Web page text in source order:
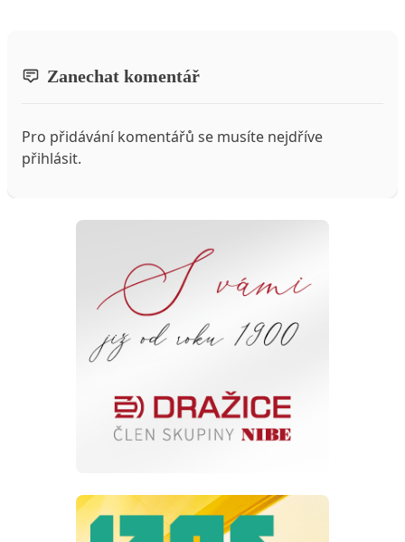
Zanechat komentář
Pro přidávání komentářů se musíte nejdříve
přihlásit.